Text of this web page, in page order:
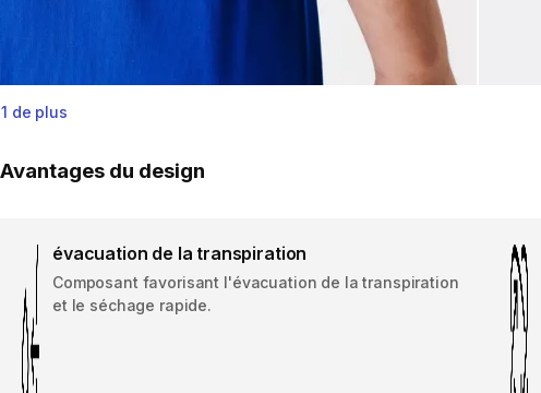
1 de plus
Avantages du design
évacuation de la transpiration
Composant favorisant l'évacuation de la transpiration
et le séchage rapide.